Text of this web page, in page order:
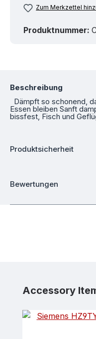
Zum Merkzettel
Produktnummer:
Beschreibung
Dämpft so schonend,
Essen bleiben Sanft
bissfest, Fisch und
Produktsicherheit
Bewertungen
Produktgalerie
Accessory